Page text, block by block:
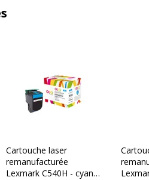
3 ans
Cartouche laser
remanufacturée
Lexmark C540H - cyan -